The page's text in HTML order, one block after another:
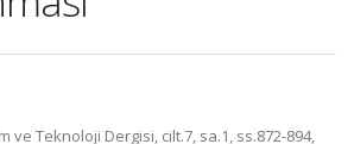
ve Teknoloji Dergisi, cilt.7, sa.1, ss.872-894,